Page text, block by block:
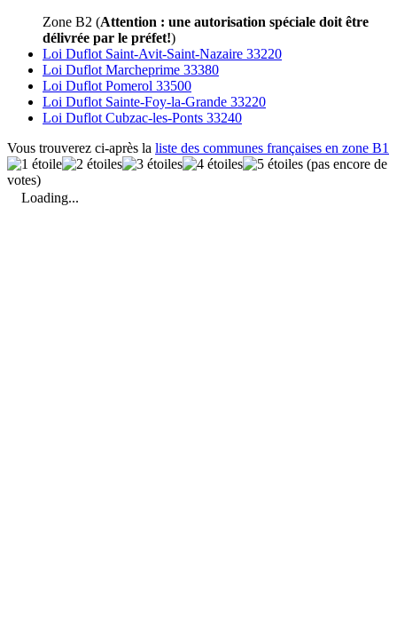
Zone B2 (Attention : une autorisation spéciale doit être
délivrée par le préfet!)
Loi Duflot Saint-Avit-Saint-Nazaire 33220
Loi Duflot Marcheprime 33380
Loi Duflot Pomerol 33500
Loi Duflot Sainte-Foy-la-Grande 33220
Loi Duflot Cubzac-les-Ponts 33240
Vous trouverez ci-après la liste des communes françaises en zone B1
(pas encore de
votes)
Loading...